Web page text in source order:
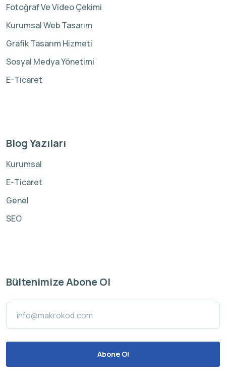
Fotoğraf Ve Video Çekimi
Kurumsal Web Tasarım
Grafik Tasarım Hizmeti
Sosyal Medya Yönetimi
E-Ticaret
Blog Yazıları
Kurumsal
E-Ticaret
Genel
SEO
Bültenimize Abone Ol